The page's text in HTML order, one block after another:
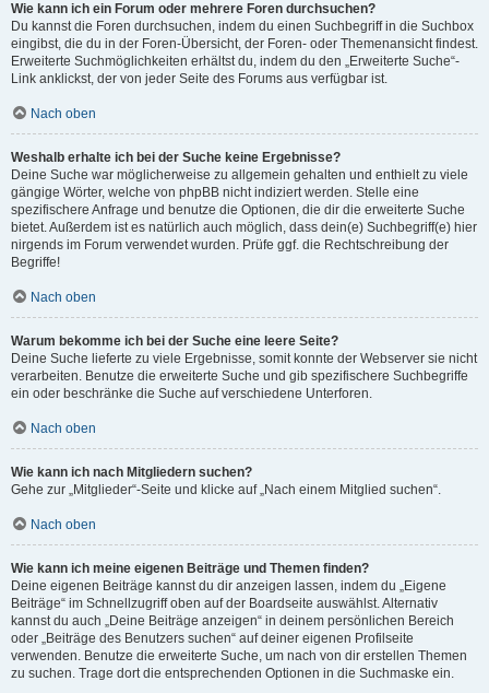
Wie kann ich ein Forum oder mehrere Foren durchsuchen?
Du kannst die Foren durchsuchen, indem du einen Suchbegriff in die Suchbox
eingibst, die du in der Foren-Übersicht, der Foren- oder Themenansicht findest.
Erweiterte Suchmöglichkeiten erhältst du, indem du den „Erweiterte Suche“-
Link anklickst, der von jeder Seite des Forums aus verfügbar ist.
Nach oben
Weshalb erhalte ich bei der Suche keine Ergebnisse?
Deine Suche war möglicherweise zu allgemein gehalten und enthielt zu viele
gängige Wörter, welche von phpBB nicht indiziert werden. Stelle eine
spezifischere Anfrage und benutze die Optionen, die dir die erweiterte Suche
bietet. Außerdem ist es natürlich auch möglich, dass dein(e) Suchbegriff(e) hier
nirgends im Forum verwendet wurden. Prüfe ggf. die Rechtschreibung der
Begriffe!
Nach oben
Warum bekomme ich bei der Suche eine leere Seite?
Deine Suche lieferte zu viele Ergebnisse, somit konnte der Webserver sie nicht
verarbeiten. Benutze die erweiterte Suche und gib spezifischere Suchbegriffe
ein oder beschränke die Suche auf verschiedene Unterforen.
Nach oben
Wie kann ich nach Mitgliedern suchen?
Gehe zur „Mitglieder“-Seite und klicke auf „Nach einem Mitglied suchen“.
Nach oben
Wie kann ich meine eigenen Beiträge und Themen finden?
Deine eigenen Beiträge kannst du dir anzeigen lassen, indem du „Eigene
Beiträge“ im Schnellzugriff oben auf der Boardseite auswählst. Alternativ
kannst du auch „Deine Beiträge anzeigen“ in deinem persönlichen Bereich
oder „Beiträge des Benutzers suchen“ auf deiner eigenen Profilseite
verwenden. Benutze die erweiterte Suche, um nach von dir erstellen Themen
zu suchen. Trage dort die entsprechenden Optionen in die Suchmaske ein.